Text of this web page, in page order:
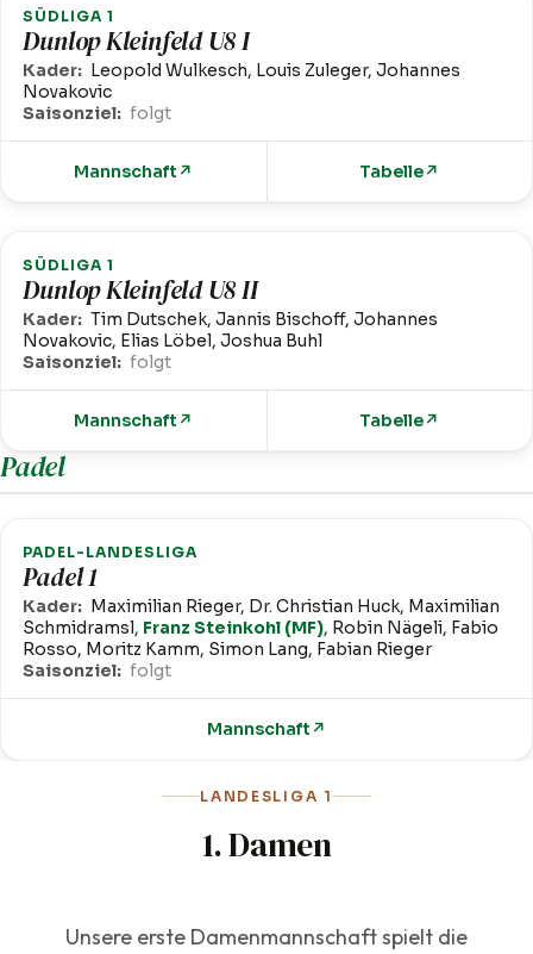
SÜDLIGA 1
Dunlop Kleinfeld U8 I
Kader: Leopold Wulkesch, Louis Zuleger, Johannes
Novakovic
Saisonziel: folgt
Mannschaft ↗ Tabelle↗
SÜDLIGA 1
Dunlop Kleinfeld U8 II
Kader: Tim Dutschek, Jannis Bischoff, Johannes
Novakovic, Elias Löbel, Joshua Buhl
Saisonziel: folgt
Mannschaft ↗ Tabelle↗
Padel
PADEL-LANDESLIGA
Padel 1
Kader: Maximilian Rieger, Dr. Christian Huck, Maximilian
Schmidramsl, Franz Steinkohl (MF), Robin Nägeli, Fabio
Rosso, Moritz Kamm, Simon Lang, Fabian Rieger
Saisonziel: folgt
Mannschaft ↗
LANDESLIGA 1
1. Damen
Unsere erste Damenmannschaft spielt die